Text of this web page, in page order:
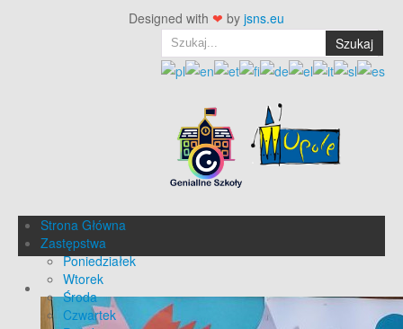
Designed with ❤ by jsns.eu
Szukaj
Strona Główna
Zastępstwa
Poniedziałek
Wtorek
Środa
Czwartek